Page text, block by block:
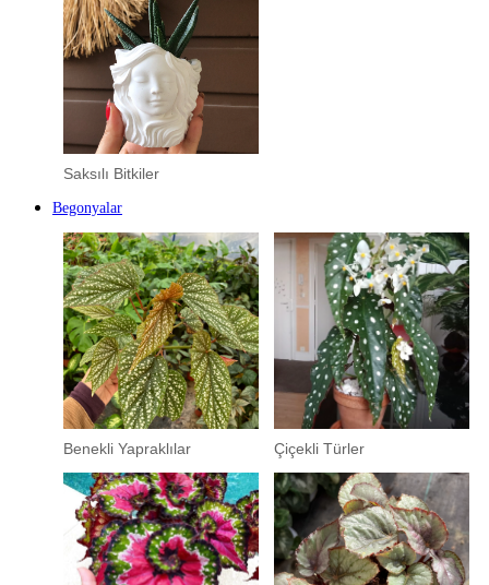
Saksılı Bitkiler
Begonyalar
Benekli Yapraklılar Çiçekli Türler